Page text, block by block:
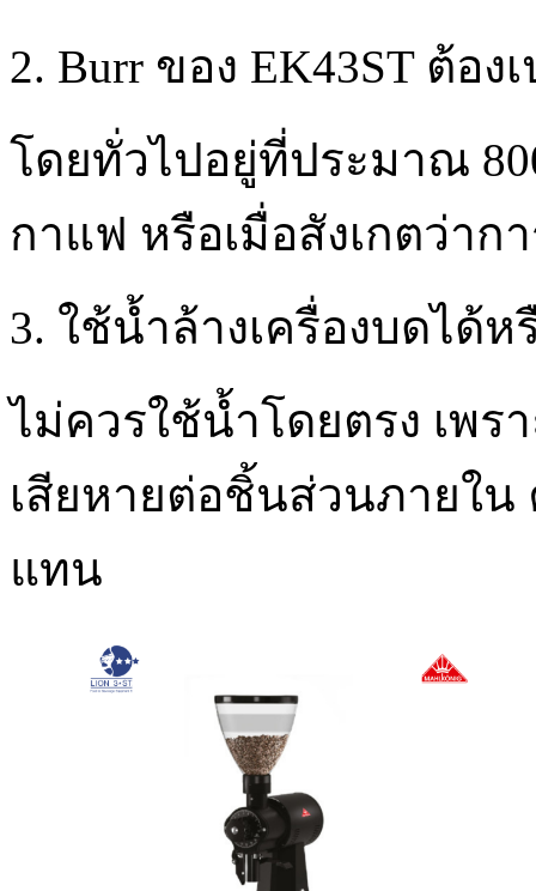
2. Burr ของ EK43ST ต้อง
โดยทั่วไปอยู่ที่ประมาณ
กาแฟ หรือเมื่อสังเกตว่าก
3. ใช้น้ำล้างเครื่องบดได้ห
ไม่ควรใช้น้ำโดยตรง เพร
เสียหายต่อชิ้นส่วนภายใ
แทน